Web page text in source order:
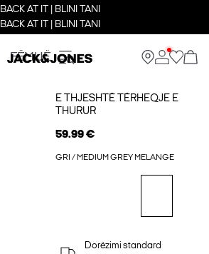
BACK AT IT | BLINI TANI
BACK AT IT | BLINI TANI
FËMIJË
E THJESHTË TËRHEQJE E
THURUR
59.99 €
GRI / MEDIUM GREY MELANGE
Dorëzimi standard